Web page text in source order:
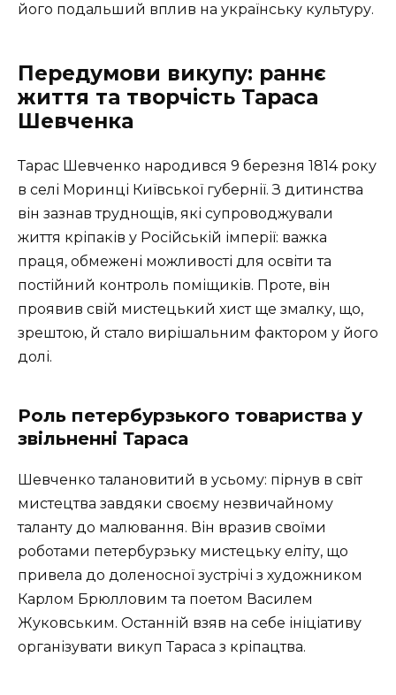
його подальший вплив на українську культуру.
Передумови викупу: раннє
життя та творчість Тараса
Шевченка
Тарас Шевченко народився 9 березня 1814 року
в селі Моринці Київської губернії. З дитинства
він зазнав труднощів, які супроводжували
життя кріпаків у Російській імперії: важка
праця, обмежені можливості для освіти та
постійний контроль поміщиків. Проте, він
проявив свій мистецький хист ще змалку, що,
зрештою, й стало вирішальним фактором у його
долі.
Роль петербурзького товариства у
звільненні Тараса
Шевченко талановитий в усьому: пірнув в світ
мистецтва завдяки своєму незвичайному
таланту до малювання. Він вразив своїми
роботами петербурзьку мистецьку еліту, що
привела до доленосної зустрічі з художником
Карлом Брюлловим та поетом Василем
Жуковським. Останній взяв на себе ініціативу
організувати викуп Тараса з кріпацтва.